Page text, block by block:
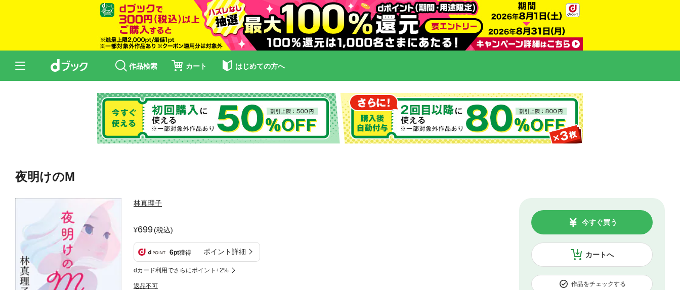
作品検索 カート はじめての方へ
夜明けのM
林真理子
699(税込)
6pt獲得 ポイント詳細
dカード利用でさらにポイント+2%
返品不可
カートへ
今すぐ買う
作品をチェックする